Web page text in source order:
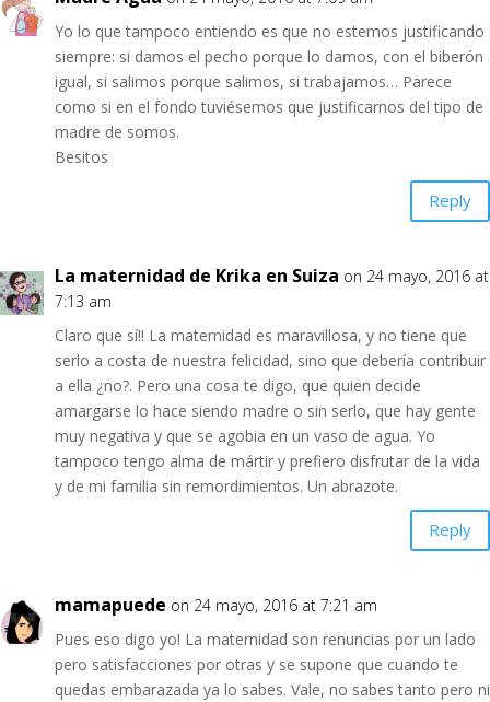
Yo lo que tampoco entiendo es que no estemos justificando
siempre: si damos el pecho porque lo damos, con el biberón
igual, si salimos porque salimos, si trabajamos… Parece
como si en el fondo tuviésemos que justificarnos del tipo de
madre de somos.
Besitos
Reply
La maternidad de Krika en Suiza on 24 mayo, 2016 at
7:13 am
Claro que sí!! La maternidad es maravillosa, y no tiene que
serlo a costa de nuestra felicidad, sino que debería contribuir
a ella ¿no?. Pero una cosa te digo, que quien decide
amargarse lo hace siendo madre o sin serlo, que hay gente
muy negativa y que se agobia en un vaso de agua. Yo
tampoco tengo alma de mártir y prefiero disfrutar de la vida
y de mi familia sin remordimientos. Un abrazote.
Reply
mamapuede on 24 mayo, 2016 at 7:21 am
Pues eso digo yo! La maternidad son renuncias por un lado
pero satisfacciones por otras y se supone que cuando te
quedas embarazada ya lo sabes. Vale, no sabes tanto pero ni